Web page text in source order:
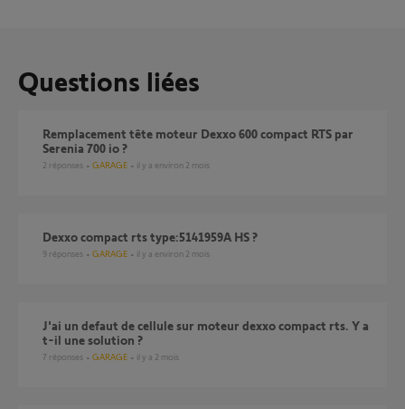
Questions liées
Remplacement tête moteur Dexxo 600 compact RTS par
Serenia 700 io ?
2 réponses GARAGE il y a environ 2 mois
Dexxo compact rts type:5141959A HS ?
9 réponses GARAGE il y a environ 2 mois
J'ai un defaut de cellule sur moteur dexxo compact rts. Y a
t-il une solution ?
7 réponses GARAGE il y a 2 mois